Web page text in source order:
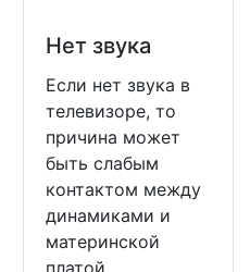
Нет звука
Если нет звука в
телевизоре, то
причина может
быть слабым
контактом между
динамиками и
материнской